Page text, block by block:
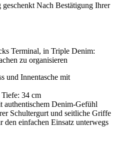
geschenkt Nach Bestätigung Ihrer
Terminal, in Triple Denim:
zu organisieren
und Innentasche mit
34 cm
authentischem Denim-Gefühl
Schultergurt und seitliche Griffe
den einfachen Einsatz unterwegs